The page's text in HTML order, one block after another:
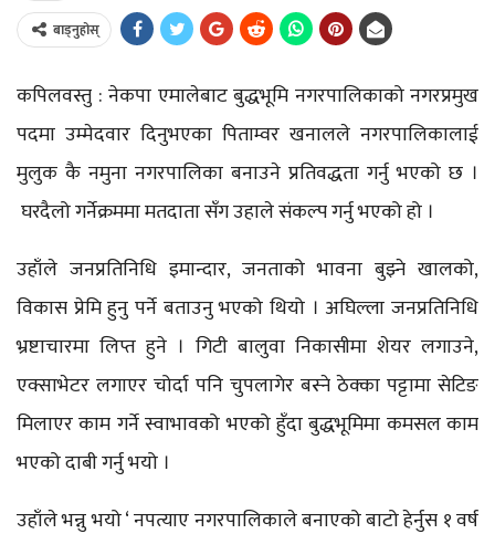
बाड्नुहोस्
कपिलवस्तु : नेकपा एमालेबाट बुद्धभूमि नगरपालिकाको नगरप्रमुख
पदमा उम्मेदवार दिनुभएका पिताम्वर खनालले नगरपालिकालाई
मुलुक कै नमुना नगरपालिका बनाउने प्रतिवद्धता गर्नु भएको छ ।
घरदैलो गर्नेक्रममा मतदाता सँग उहाले संकल्प गर्नु भएको हो ।
उहाँले जनप्रतिनिधि इमान्दार, जनताको भावना बुझ्ने खालको,
विकास प्रेमि हुनु पर्ने बताउनु भएको थियो । अघिल्ला जनप्रतिनिधि
भ्रष्टाचारमा लिप्त हुने । गिटी बालुवा निकासीमा शेयर लगाउने,
एक्साभेटर लगाएर चोर्दा पनि चुपलागेर बस्ने ठेक्का पट्टामा सेटिङ
मिलाएर काम गर्ने स्वाभावको भएको हुँदा बुद्धभूमिमा कमसल काम
भएको दाबी गर्नु भयो ।
उहाँले भन्नु भयो ‘ नपत्याए नगरपालिकाले बनाएको बाटो हेर्नुस १ वर्ष